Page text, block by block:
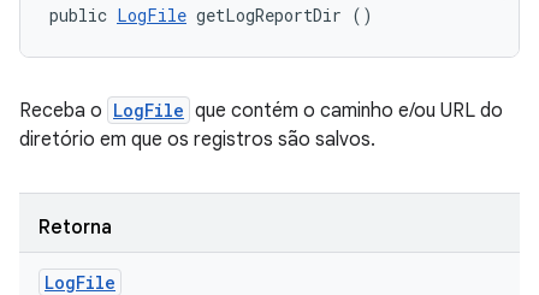
public LogFile getLogReportDir ()
Receba o LogFile que contém o caminho e/ou URL do
diretório em que os registros são salvos.
Retorna
LogFile